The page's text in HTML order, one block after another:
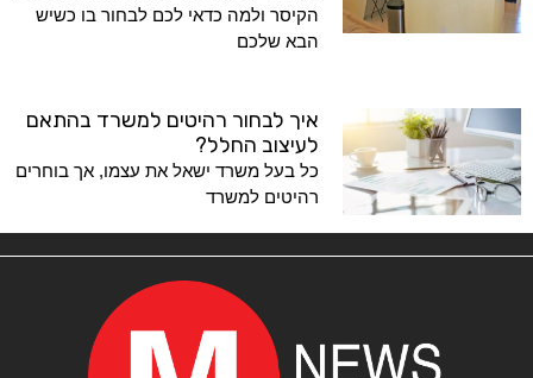
הקיסר ולמה כדאי לכם לבחור בו כשיש
הבא שלכם
איך לבחור רהיטים למשרד בהתאם
לעיצוב החלל?
כל בעל משרד ישאל את עצמו, אך בוחרים
רהיטים למשרד